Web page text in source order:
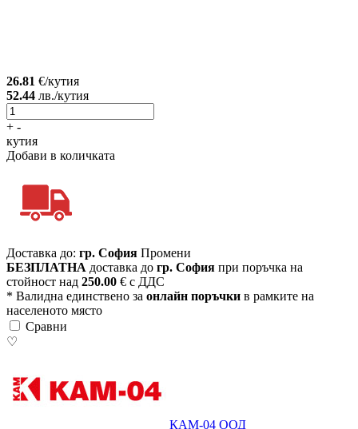
26.81 €/кутия
52.44 лв./кутия
+ -
кутия
Добави в количката
Доставка до: гр. София Промени
БЕЗПЛАТНА доставка до гр. София при поръчка на
стойност над 250.00 € с ДДС
* Валидна единствено за онлайн поръчки в рамките на
населеното място
Сравни
♡
КАМ-04 ООД